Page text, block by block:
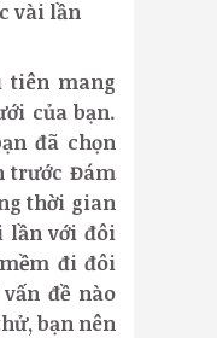
vài lần
tiên mang
của bạn.
đã chọn
trước Đám
thời gian
lần với đôi
đi đôi
đề nào
bạn nên